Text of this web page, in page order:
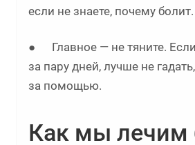
если не знаете, почему болит.
● Главное — не тяните. Если
за пару дней, лучше не
за помощью.
Как мы лечим